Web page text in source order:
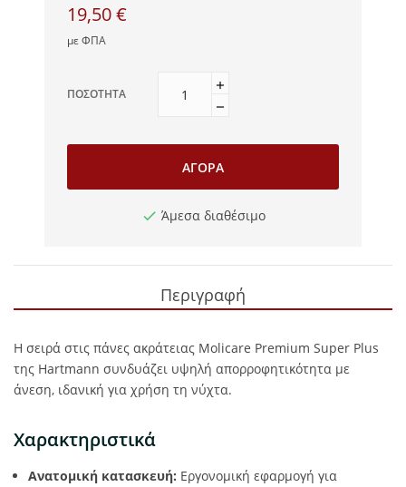
19,50 €
με ΦΠΑ
ΠΟΣΌΤΗΤΑ
ΑΓΟΡΆ
Άμεσα διαθέσιμο
Περιγραφή
Η σειρά στις πάνες ακράτειας Molicare Premium Super Plus
της Hartmann συνδυάζει υψηλή απορροφητικότητα με
άνεση, ιδανική για χρήση τη νύχτα.
Χαρακτηριστικά
Ανατομική κατασκευή: Εργονομική εφαρμογή για